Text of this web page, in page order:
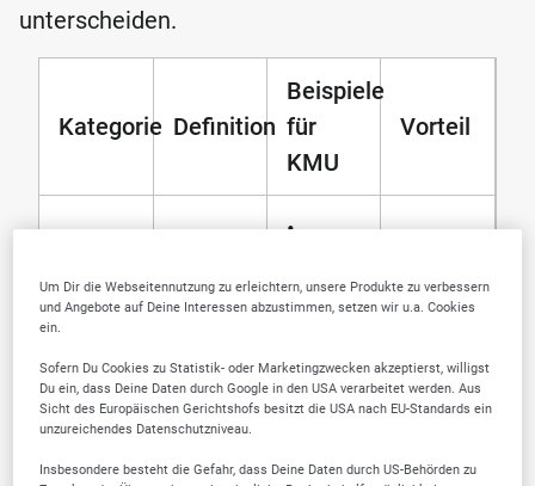
unterscheiden.
Kategorie Definition
Beispiele
für
KMU
Vorteil
Paid
Media
Werbemaß-
nahmen
zur
•
Ads
Facebook
Ads
LinkedIn
Schnelle
Ergebnisse
Präzises
Um Dir die Webseitennutzung zu erleichtern, unsere Produkte zu verbessern
und Angebote auf Deine Interessen abzustimmen, setzen wir u.a. Cookies
ein.
Sofern Du Cookies zu Statistik- oder Marketingzwecken akzeptierst, willigst
Du ein, dass Deine Daten durch Google in den USA verarbeitet werden. Aus
Sicht des Europäischen Gerichtshofs besitzt die USA nach EU-Standards ein
unzureichendes Datenschutzniveau.
Insbesondere besteht die Gefahr, dass Deine Daten durch US-Behörden zu